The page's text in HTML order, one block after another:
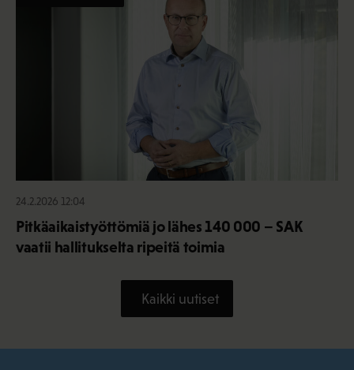
24.2.2026 12:04
Pitkäaikaistyöttömiä jo lähes 140 000 – SAK
vaatii hallitukselta ripeitä toimia
Kaikki uutiset